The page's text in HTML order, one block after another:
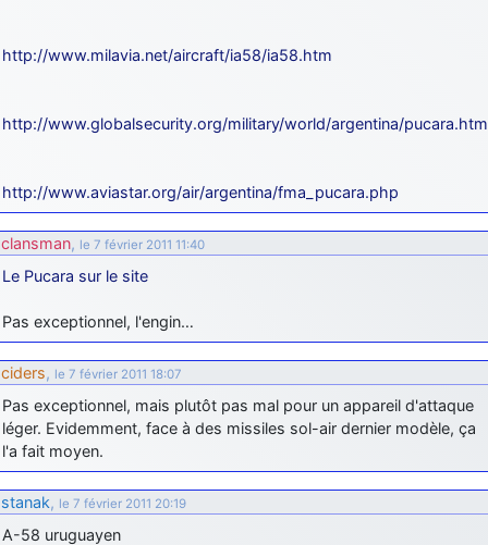
http://www.milavia.net/aircraft/ia58/ia58.htm
http://www.globalsecurity.org/military/world/argentina/pucara.htm
http://www.aviastar.org/air/argentina/fma_pucara.php
clansman, le 7 février 2011 11:40
Le Pucara sur le site
Pas exceptionnel, l'engin…
ciders, le 7 février 2011 18:07
Pas exceptionnel, mais plutôt pas mal pour un appareil d'attaque
léger. Evidemment, face à des missiles sol-air dernier modèle, ça
l'a fait moyen.
stanak, le 7 février 2011 20:19
A-58 uruguayen